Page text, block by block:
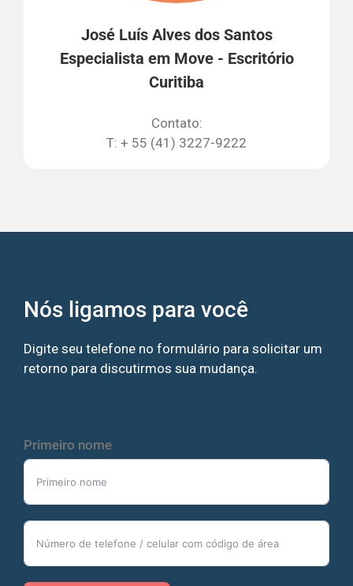
José Luís Alves dos Santos
Especialista em Move - Escritório
Curitiba
Contato:
T: + 55 (41) 3227-9222
Nós ligamos para você
Digite seu telefone no formulário para solicitar um
retorno para discutirmos sua mudança.
Primeiro nome